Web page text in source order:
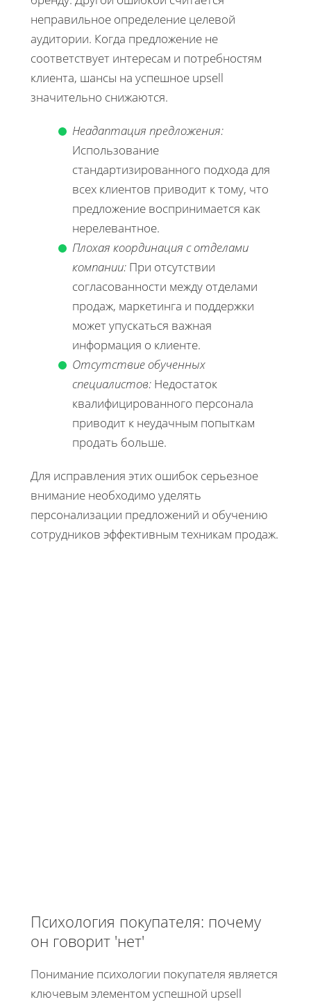
неправильное определение целевой
аудитории. Когда предложение не
соответствует интересам и потребностям
клиента, шансы на успешное upsell
значительно снижаются.
Неадаптация предложения:
Использование
стандартизированного подхода для
всех клиентов приводит к тому, что
предложение воспринимается как
нерелевантное.
Плохая координация с отделами
компании: При отсутствии
согласованности между отделами
продаж, маркетинга и поддержки
может упускаться важная
информация о клиенте.
Отсутствие обученных
специалистов: Недостаток
квалифицированного персонала
приводит к неудачным попыткам
продать больше.
Для исправления этих ошибок серьезное
внимание необходимо уделять
персонализации предложений и обучению
сотрудников эффективным техникам продаж.
Психология покупателя: почему
он говорит 'нет'
Понимание психологии покупателя является
ключевым элементом успешной upsell